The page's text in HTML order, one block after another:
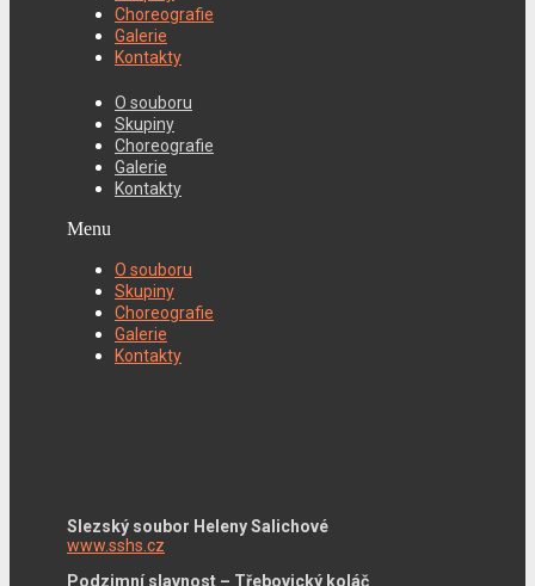
Choreografie
Galerie
Kontakty
O souboru
Skupiny
Choreografie
Galerie
Kontakty
Menu
O souboru
Skupiny
Choreografie
Galerie
Kontakty
Slezský soubor Heleny Salichové
www.sshs.cz
Podzimní slavnost – Třebovický koláč